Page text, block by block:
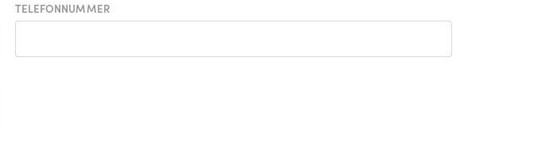
TELEFONNUMMER